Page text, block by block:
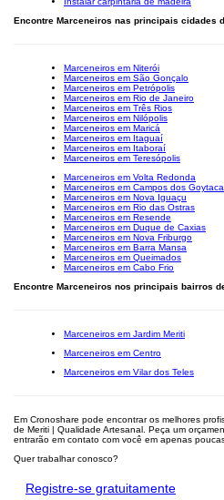
Encontre Marceneiros nas principais cidades
Marceneiros em Niterói
Marceneiros em São Gonçalo
Marceneiros em Petrópolis
Marceneiros em Rio de Janeiro
Marceneiros em Três Rios
Marceneiros em Nilópolis
Marceneiros em Maricá
Marceneiros em Itaguaí
Marceneiros em Itaboraí
Marceneiros em Teresópolis
Marceneiros em Volta Redonda
Marceneiros em Campos dos
Marceneiros em Nova Iguaçu
Marceneiros em Rio das Ostras
Marceneiros em Resende
Marceneiros em Duque de Caxias
Marceneiros em Nova Friburgo
Marceneiros em Barra Mansa
Marceneiros em Queimados
Marceneiros em Cabo Frio
Encontre Marceneiros nos principais bairros
Marceneiros em Jardim Meriti
Marceneiros em Centro
Marceneiros em Vilar dos Teles
Em Cronoshare pode encontrar os melhores
de Meriti | Qualidade Artesanal. Peça um
entrarão em contato com você em apenas
Quer trabalhar conosco?
Registre-se gratuitamente